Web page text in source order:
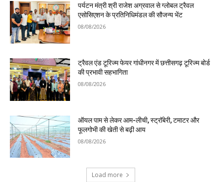
पर्यटन मंत्री श्री राजेश अग्रवाल से ग्लोबल ट्रैवल
एसोसिएशन के प्रतिनिधिमंडल की सौजन्य भेंट
08/08/2026
ट्रैवल एंड टूरिज्म फेयर गांधीनगर में छत्तीसगढ़ टूरिज्म बोर्ड
की प्रभावी सहभागिता
08/08/2026
ऑयल पाम से लेकर आम-लीची, स्ट्रॉबेरी, टमाटर और
फूलगोभी की खेती से बढ़ी आय
08/08/2026
Load more